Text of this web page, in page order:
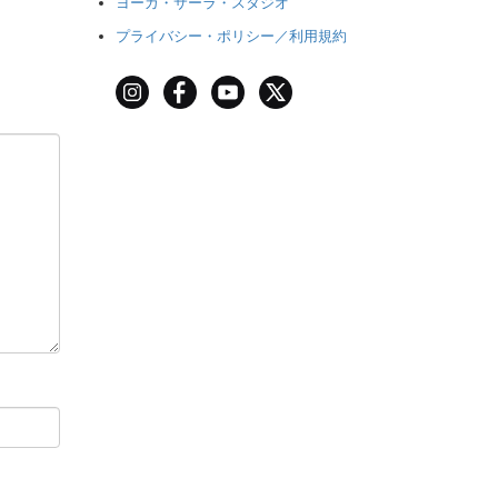
プライバシー・ポリシー／利用規約